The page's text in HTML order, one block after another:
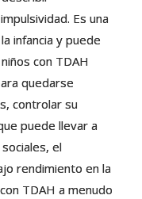
Es una
infancia y puede
con TDAH
quedarse
controlar su
puede llevar a
el
rendimiento en la
TDAH a menudo